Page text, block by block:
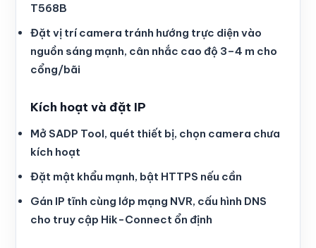
T568B
Đặt vị trí camera tránh hướng trực diện vào
nguồn sáng mạnh, cân nhắc cao độ 3–4 m cho
cổng/bãi
Kích hoạt và đặt IP
Mở SADP Tool, quét thiết bị, chọn camera chưa
kích hoạt
Đặt mật khẩu mạnh, bật HTTPS nếu cần
Gán IP tĩnh cùng lớp mạng NVR, cấu hình DNS
cho truy cập Hik-Connect ổn định